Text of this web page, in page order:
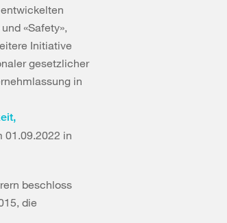
«Safety»,
Initiative
gesetzlicher
in
01.09.2022 in
beschloss
die